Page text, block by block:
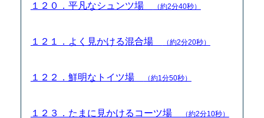
１２０．平凡なシュンツ場 （約2分40秒）
１２１．よく見かける混合場 （約2分20秒）
１２２．鮮明なトイツ場 （約1分50秒）
１２３．たまに見かけるコーツ場 （約2分10秒）